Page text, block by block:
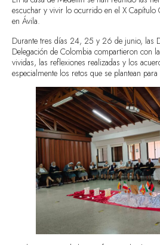
escuchar y vivir lo ocurrido en el X Capítulo
en Ávila.
Durante tres días 24, 25 y 26 de junio, las
Delegación de Colombia compartieron con
vividas, las reflexiones realizadas y los
especialmente los retos que se plantean